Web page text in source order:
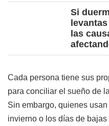
Si
las
Cada persona tiene sus
para conciliar el sueño de
Sin embargo, quienes usan
invierno o los días de